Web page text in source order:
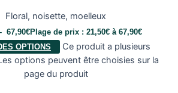
Floral, noisette, moelleux
67,90€Plage de prix : 21,50€ à 67,90€
OPTIONS
Ce produit a plusieurs
options peuvent être choisies sur la
page du produit